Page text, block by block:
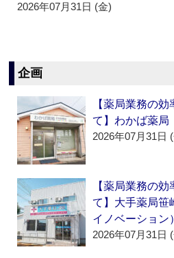
2026年07月31日 (金)
企画
【薬局業務の
て】わかば薬局
2026年07月31日
【薬局業務の
て】大手薬局笹
イノベーション）
2026年07月31日